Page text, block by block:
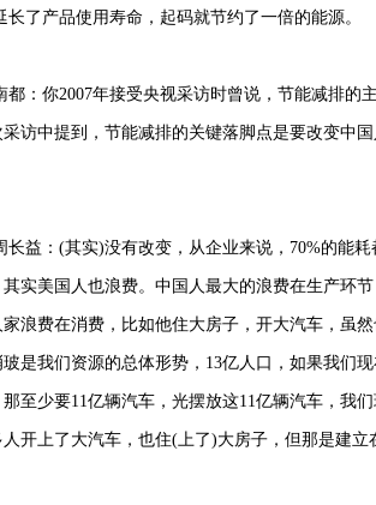
长了产品使用寿命，起码就节约了一倍的能源。
都：你2007年接受央视采访时曾说，节能减排的
访中提到，节能减排的关键落脚点是要改变中
长益：(其实)没有改变，从企业来说，70%的能
实美国人也浪费。中国人最大的浪费在生产环
家浪费在消费，比如他住大房子，开大汽车，虽
玻是我们资源的总体形势，13亿人口，如果我们
至少要11亿辆汽车，光摆放这11亿辆汽车，我
开上了大汽车，也住(上了)大房子，但那是建